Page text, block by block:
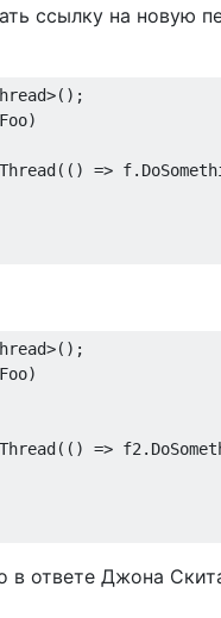
ссылку на новую
=>
=>
в ответе Джона